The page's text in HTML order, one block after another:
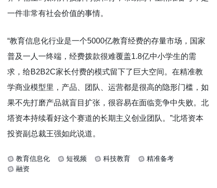
一件非常有社会价值的事情。
“教育信息化行业是一个5000亿教育经费的存量市场，国家
普及一人一终端，经费拨款很难覆盖1.8亿中小学生的需
求，给B2B2C家长付费的模式留下了巨大空间。在精准教
学商业模型里，产品、团队、运营都是很高的隐形门槛，如
果不先打磨产品就盲目扩张，很容易在面临竞争中失败。北
塔资本持续看好这个赛道的长期主义创业团队。”北塔资本
投资副总裁王强如此说道。
教育信息化 短视频 科技教育
精准备考
融资